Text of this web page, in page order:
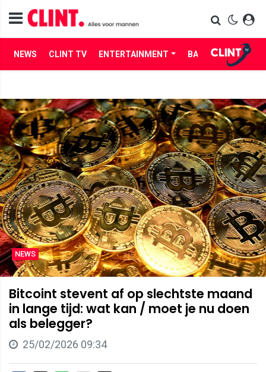
NEWS CLINT TV ENTERTAINMENT BABES LIFE
NEWS
Bitcoint stevent af op slechtste maand
in lange tijd: wat kan / moet je nu doen
als belegger?
25/02/2026 09:34